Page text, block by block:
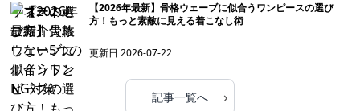
【2026年最新】骨格ウェーブに似合うワンピースの選び
方！もっと素敵に見える着こなし術
更新日2026-07-22
記事一覧へ ›